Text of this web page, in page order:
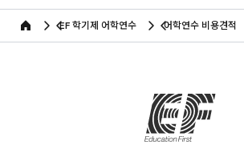
성된 후에는 해당 정보를 지체없이 파
단, 관계법령의 규정에 의하여 보존할
또는 청약 철회 등에 관한 기록: 5년 - 대금결제 및
재화 등의 공급에 관한 기록: 5년 - 소비
정보를 수집하고 있습니다. - 이름, 이
전화번호 . (뉴스레터 수신여부) : 고지
이나 이벤트 정보 등 최신 정보의 안내 -
화번호 : 문의에 대한 답변, 요청한 자료
확한 배송지의 확보 - 생년월일, 주소 :
Home EF 학기제 어학연수 어학연수 비용견적